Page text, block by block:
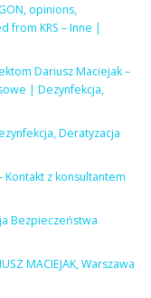
opinions,
from KRS – Inne |
Dariusz Maciejak –
| Dezynfekcja,
Deratyzacja
z konsultantem
Bezpieczeństwa
MACIEJAK, Warszawa